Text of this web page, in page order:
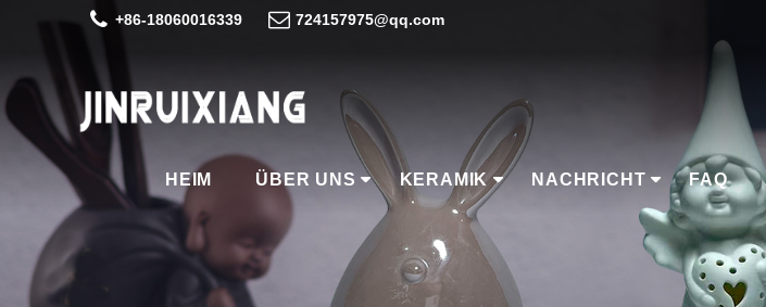
+86-18060016339 724157975@qq.com
HEIM ÜBER UNS KERAMIK NACHRICHT FAQ